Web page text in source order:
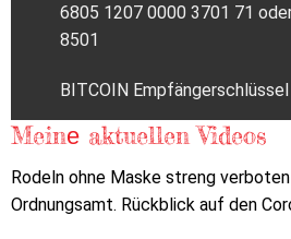
6805 1207 0000 3701 71
8501
BITCOIN
Meinе aktuellen Videos
Rodeln ohne Maske streng
Ordnungsamt. Rückblick auf den